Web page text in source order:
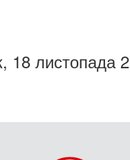
18 листопада